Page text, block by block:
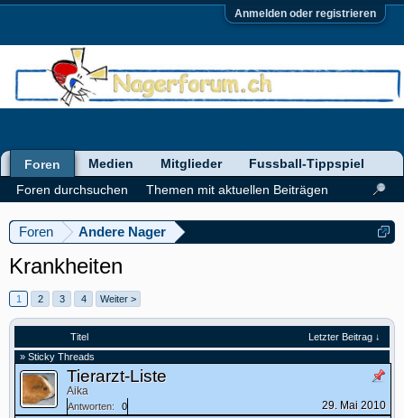
Anmelden oder registrieren
Foren Andere Nager
Krankheiten
1 2 3 4 Weiter >
Titel
Letzter Beitrag ↓
» Sticky Threads
Tierarzt-Liste
Aika
Antworten: 0 29. Mai 2010
Foren
Foren durchsuchen
Themen mit aktuellen Beiträgen
Medien Mitglieder Fussball-Tippspiel